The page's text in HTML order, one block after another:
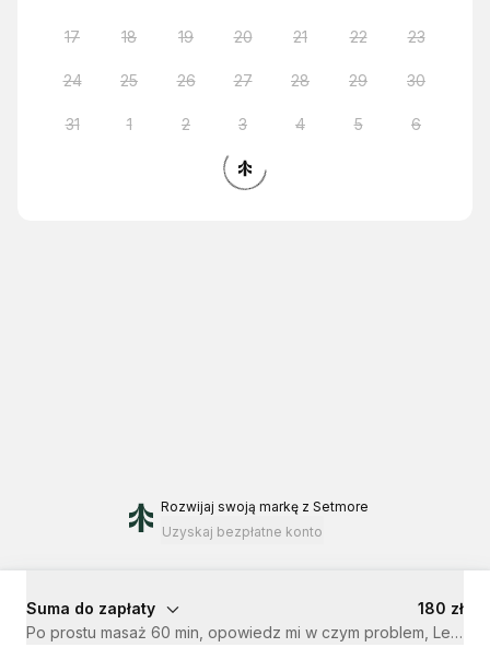
17 18 19 20 21 22 23
24 25 26 27 28 29 30
31 1 2 3 4 5 6
Rozwijaj swoją markę z Setmore
Uzyskaj bezpłatne konto
Suma do zapłaty
180 zł
Po prostu masaż 60 min, opowiedz mi w czym problem,